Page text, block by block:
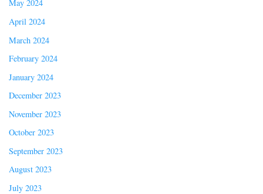
May 2024
April 2024
March 2024
February 2024
January 2024
December 2023
November 2023
October 2023
September 2023
August 2023
July 2023